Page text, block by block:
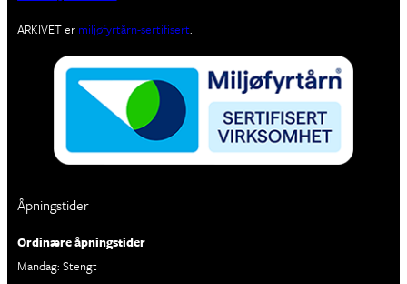
ARKIVET er miljøfyrtårn-sertifisert.
Åpningstider
Ordinære åpningstider
Mandag: Stengt